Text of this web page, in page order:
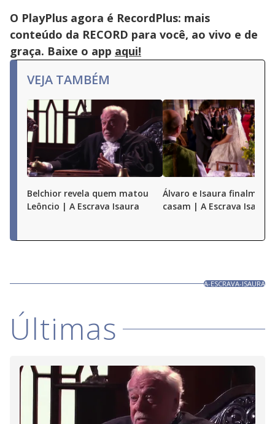
O PlayPlus agora é RecordPlus: mais
conteúdo da RECORD para você, ao vivo e de
graça. Baixe o app aqui!
VEJA TAMBÉM
Belchior revela quem matou
Leôncio | A Escrava Isaura
Álvaro e Isaura
casam | A Escrava Isaura
A-ESCRAVA-ISAURA
Últimas